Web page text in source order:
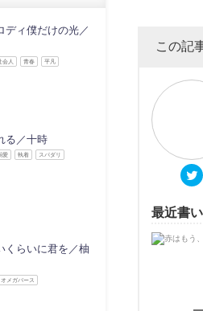
この記
最近書
ディ僕だけの光／
会人 青春 平凡
る／十時
愛 執着 スパダリ
くらいに君を／柚
オメガバース